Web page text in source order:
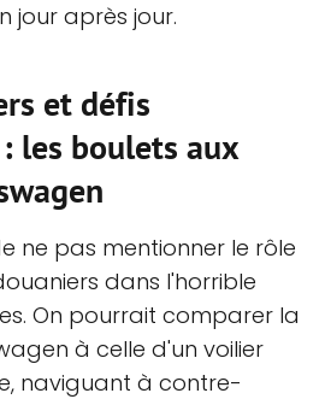
jour après jour.
et défis
les boulets aux
ne pas mentionner le rôle
dans l'horrible
On pourrait comparer la
à celle d'un voilier
naviguant à contre-